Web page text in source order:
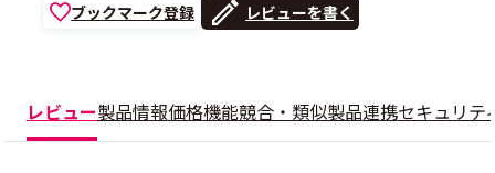
ブックマーク登録 レビューを書く
レビュー製品情報価格機能競合・類似製品連携セキュリテ